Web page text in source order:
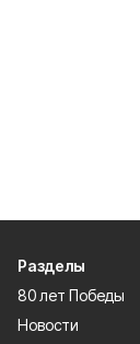
Разделы
80 лет Победы
Новости